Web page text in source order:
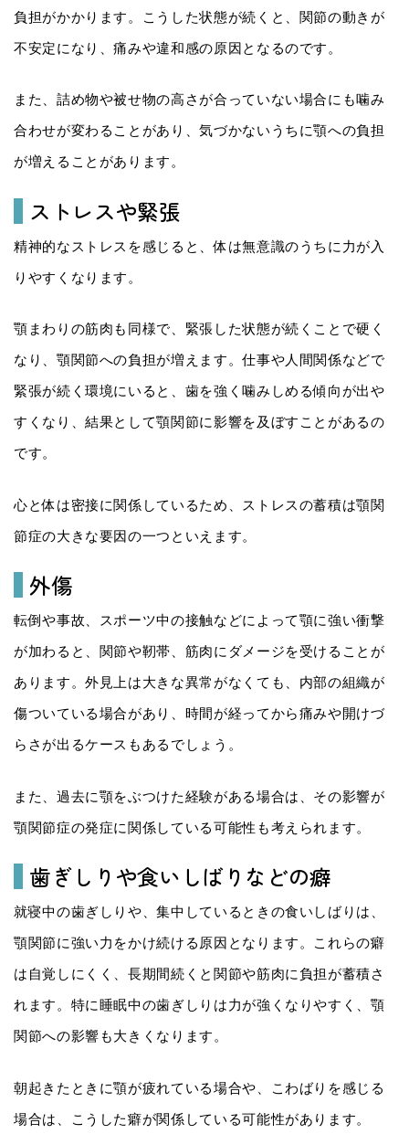
負担がかかります。こうした状態が続くと、関節の動きが
不安定になり、痛みや違和感の原因となるのです。
また、詰め物や被せ物の高さが合っていない場合にも噛み
合わせが変わることがあり、気づかないうちに顎への負担
が増えることがあります。
ストレスや緊張
精神的なストレスを感じると、体は無意識のうちに力が入
りやすくなります。
顎まわりの筋肉も同様で、緊張した状態が続くことで硬く
なり、顎関節への負担が増えます。仕事や人間関係などで
緊張が続く環境にいると、歯を強く噛みしめる傾向が出や
すくなり、結果として顎関節に影響を及ぼすことがあるの
です。
心と体は密接に関係しているため、ストレスの蓄積は顎関
節症の大きな要因の一つといえます。
外傷
転倒や事故、スポーツ中の接触などによって顎に強い衝撃
が加わると、関節や靭帯、筋肉にダメージを受けることが
あります。外見上は大きな異常がなくても、内部の組織が
傷ついている場合があり、時間が経ってから痛みや開けづ
らさが出るケースもあるでしょう。
また、過去に顎をぶつけた経験がある場合は、その影響が
顎関節症の発症に関係している可能性も考えられます。
歯ぎしりや食いしばりなどの癖
就寝中の歯ぎしりや、集中しているときの食いしばりは、
顎関節に強い力をかけ続ける原因となります。これらの癖
は自覚しにくく、長期間続くと関節や筋肉に負担が蓄積さ
れます。特に睡眠中の歯ぎしりは力が強くなりやすく、顎
関節への影響も大きくなります。
朝起きたときに顎が疲れている場合や、こわばりを感じる
場合は、こうした癖が関係している可能性があります。